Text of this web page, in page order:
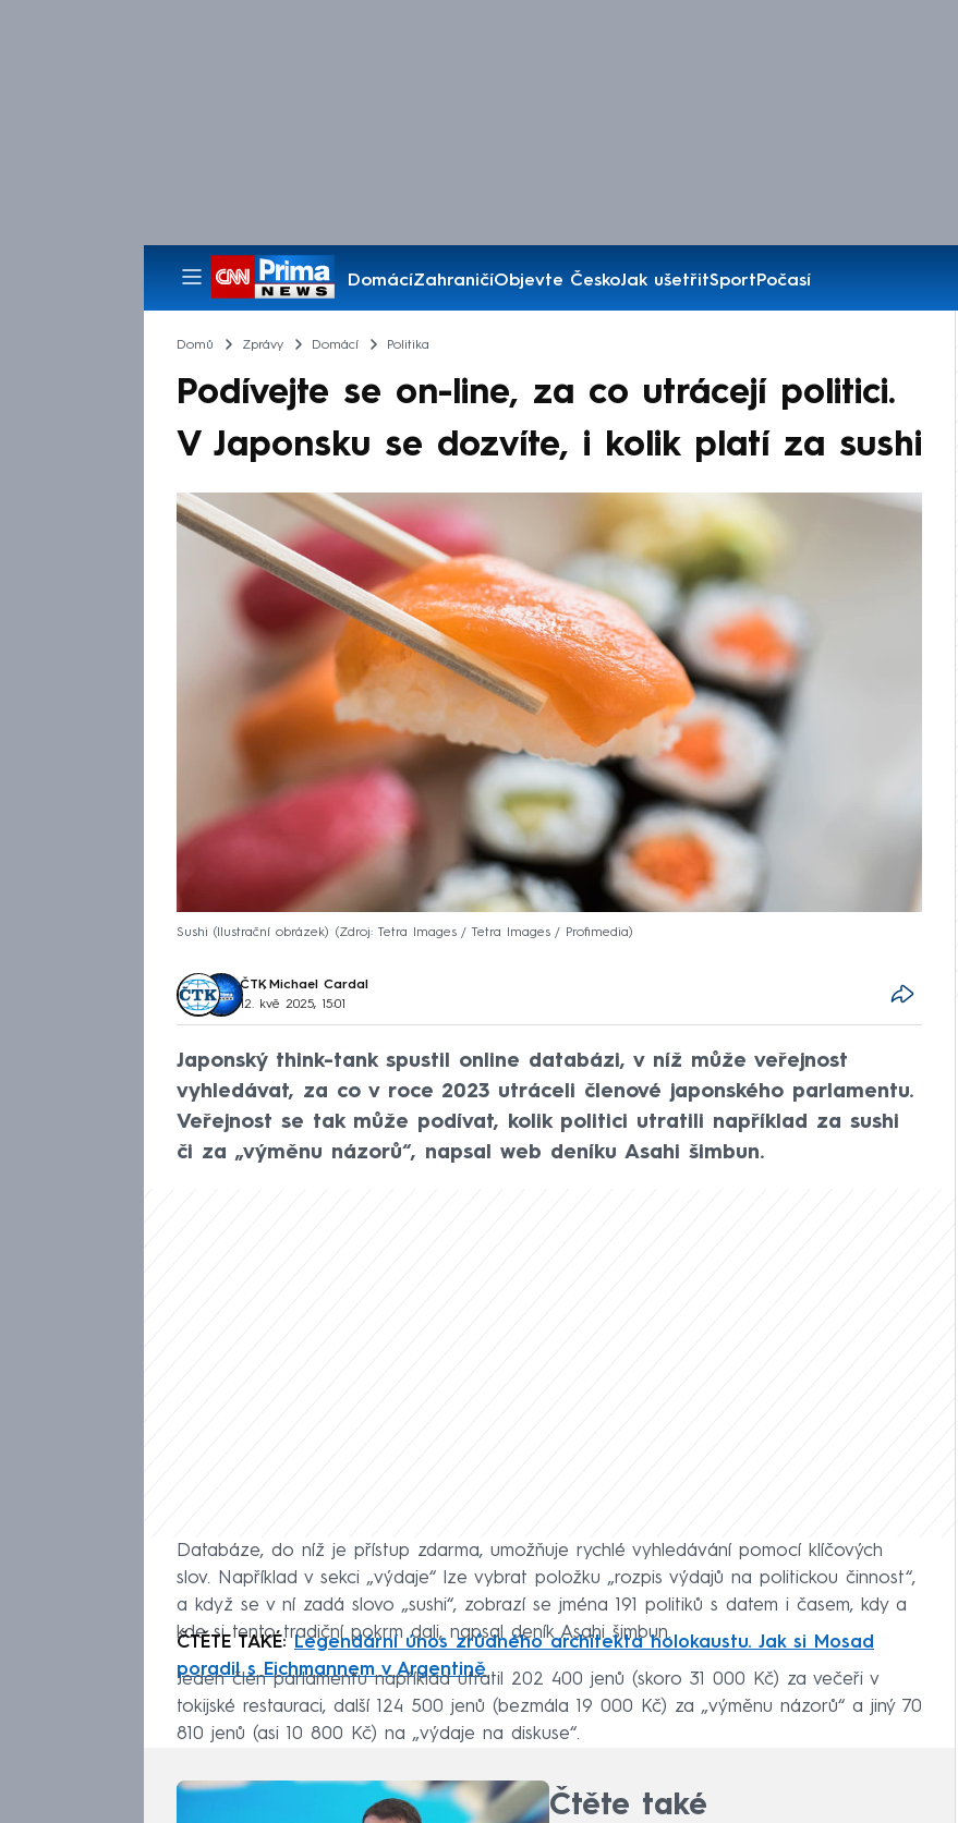
DomácíZahraničíObjevte ČeskoJak ušetřitSportPočasí
Pořady
Domů Zprávy Domácí Politika
Podívejte se on-line, za co utrácejí politici.
V Japonsku se dozvíte, i kolik platí za sushi
Sushi (Ilustrační obrázek) Zdroj: Tetra Images / Tetra Images / Profimedia
ČTK, Michael Cardal
12. kvě 2025, 15:01
Japonský think-tank spustil online databázi, v níž může veřejnost
vyhledávat, za co v roce 2023 utráceli členové japonského parlamentu.
Veřejnost se tak může podívat, kolik politici utratili například za sushi
či za „výměnu názorů“, napsal web deníku Asahi šimbun.
Databáze, do níž je přístup zdarma, umožňuje rychlé vyhledávání pomocí klíčových
slov. Například v sekci „výdaje“ lze vybrat položku „rozpis výdajů na politickou činnost“,
a když se v ní zadá slovo „sushi“, zobrazí se jména 191 politiků s datem i časem, kdy a
kde si tento tradiční pokrm dali, napsal deník Asahi šimbun.
ČTĚTE TAKÉ: Legendární únos zrůdného architekta holokaustu. Jak si Mosad
poradil s Eichmannem v Argentině
Jeden člen parlamentu například utratil 202 400 jenů (skoro 31 000 Kč) za večeři v
tokijské restauraci, další 124 500 jenů (bezmála 19 000 Kč) za „výměnu názorů“ a jiný 70
810 jenů (asi 10 800 Kč) na „výdaje na diskuse“.
Čtěte také